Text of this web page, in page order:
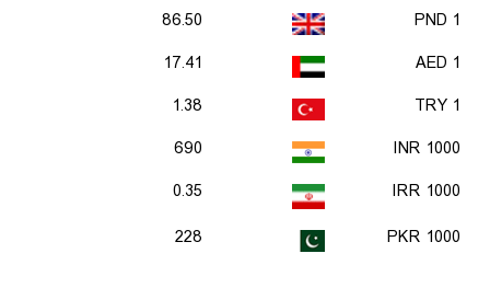
1 PND
86.50
1 AED
17.41
1 TRY
1.38
1000 INR
690
1000 IRR
0.35
1000 PKR
228